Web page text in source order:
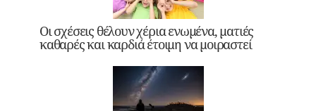
Οι σχέσεις θέλουν χέρια ενωμένα, ματιές
καθαρές και καρδιά έτοιμη να μοιραστεί